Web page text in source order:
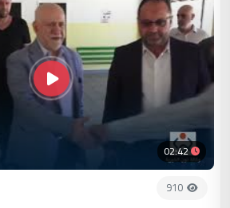
02:42
910